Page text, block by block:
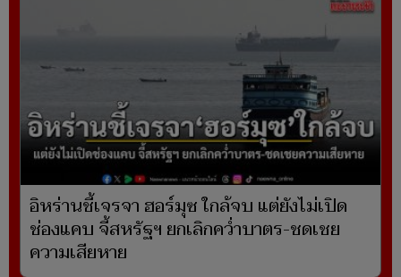
อิหร่านชี้เจรจา ฮอร์มุซ ใกล้จบ แต่ยังไม่เปิด
ช่องแคบ จี้สหรัฐฯ ยกเลิกคว่ำบาตร-ชดเชย
ความเสียหาย